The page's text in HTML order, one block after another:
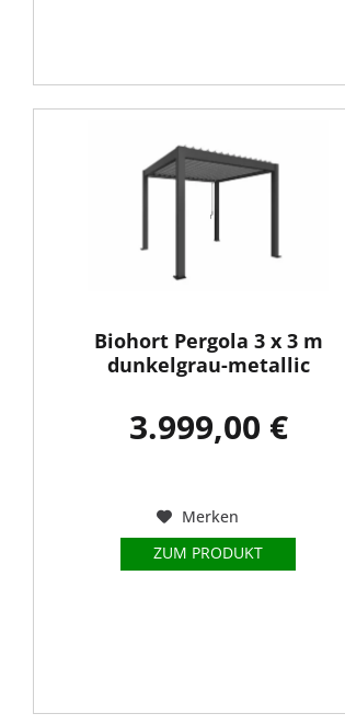
Biohort Pergola 3 x 3 m
dunkelgrau-metallic
3.999,00 €
Merken
ZUM PRODUKT